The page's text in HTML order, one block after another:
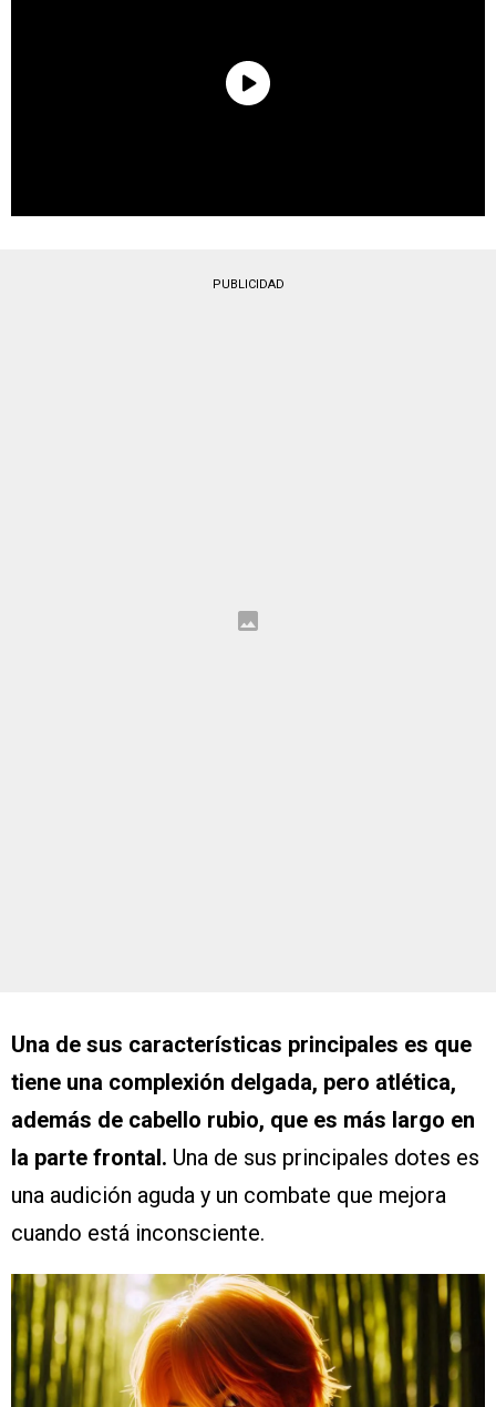
PUBLICIDAD
Una de sus características principales es que
tiene una complexión delgada, pero atlética,
además de cabello rubio, que es más largo en
la parte frontal. Una de sus principales dotes es
una audición aguda y un combate que mejora
cuando está inconsciente.